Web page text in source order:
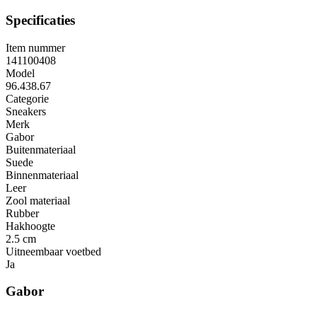
Specificaties
Item nummer
141100408
Model
96.438.67
Categorie
Sneakers
Merk
Gabor
Buitenmateriaal
Suede
Binnenmateriaal
Leer
Zool materiaal
Rubber
Hakhoogte
2.5 cm
Uitneembaar voetbed
Ja
Gabor